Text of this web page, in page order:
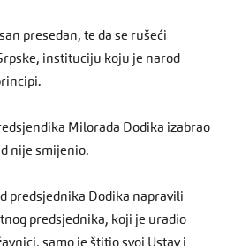
presedan, te da se rušeći
instituciju koju je narod
Milorada Dodika izabrao
nije smijenio.
predsjednika Dodika napravili
predsjednika, koji je uradio